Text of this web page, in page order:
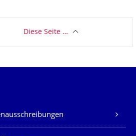
Diese Seite …